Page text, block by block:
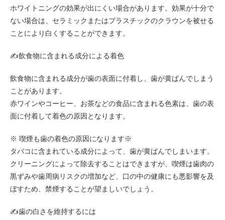
ホワイトニングの効果が出にくい場合があります。効果が十分で
ない場合は、セラミックまたはプラスチックのクラウンを被せる
ことにより白くすることができます。
✍️飲食物に含まれる成分による着色
飲食物に含まれる成分が歯の表面に付着し、歯が黄ばんでしまう
ことがあります。
赤ワインやコーヒー、お茶などの食品に含まれる色素は、歯の表
面に付着して着色の原因となります。
※ 喫煙も歯の着色の原因になります※
タバコに含まれている成分によって、歯が黄ばんでしまいます。
クリーニングによって除去することはできますが、喫煙は歯肉の
黒ずみや歯周病リスクの増加など、口の中の健康にも悪影響を及
ぼすため、禁煙することが望ましいでしょう。
✍️歯の白さを維持するには